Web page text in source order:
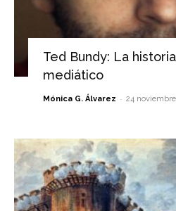
Ted Bundy: La
mediático
Mónica G. Álvarez - 24